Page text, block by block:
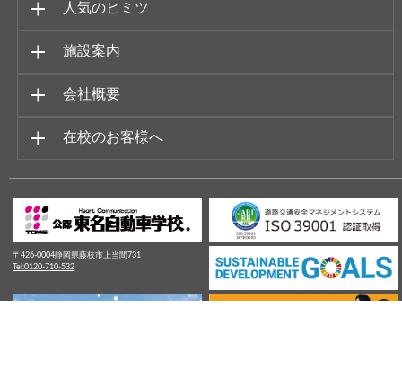
〒426-0004静岡県藤枝市上当間731
Tel:0120-710-532
人気のヒミツ
施設案内
会社概要
在校のお客様へ